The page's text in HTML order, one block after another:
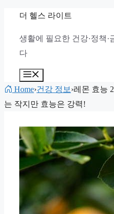
너
뛰
더 헬스 라이트
생활에 필요한 건강·정책·
다
뉴
Home›건강 정보 ›레몬 효능
는 작지만 효능은 강력!